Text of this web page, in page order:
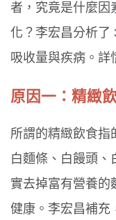
者，究竟是什麼因
化？李宏昌分析了
吸收量與疾病。詳
原因一：精緻
所謂的精緻飲食指
白麵條、白饅頭、
實去掉富有營養的
健康。李宏昌補充